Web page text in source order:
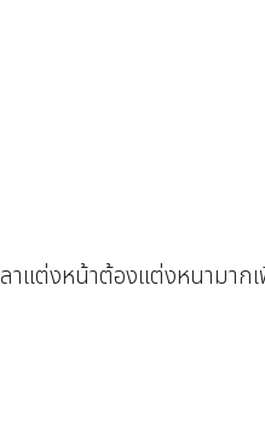
าแต่งหน้าต้องแต่งหนามา